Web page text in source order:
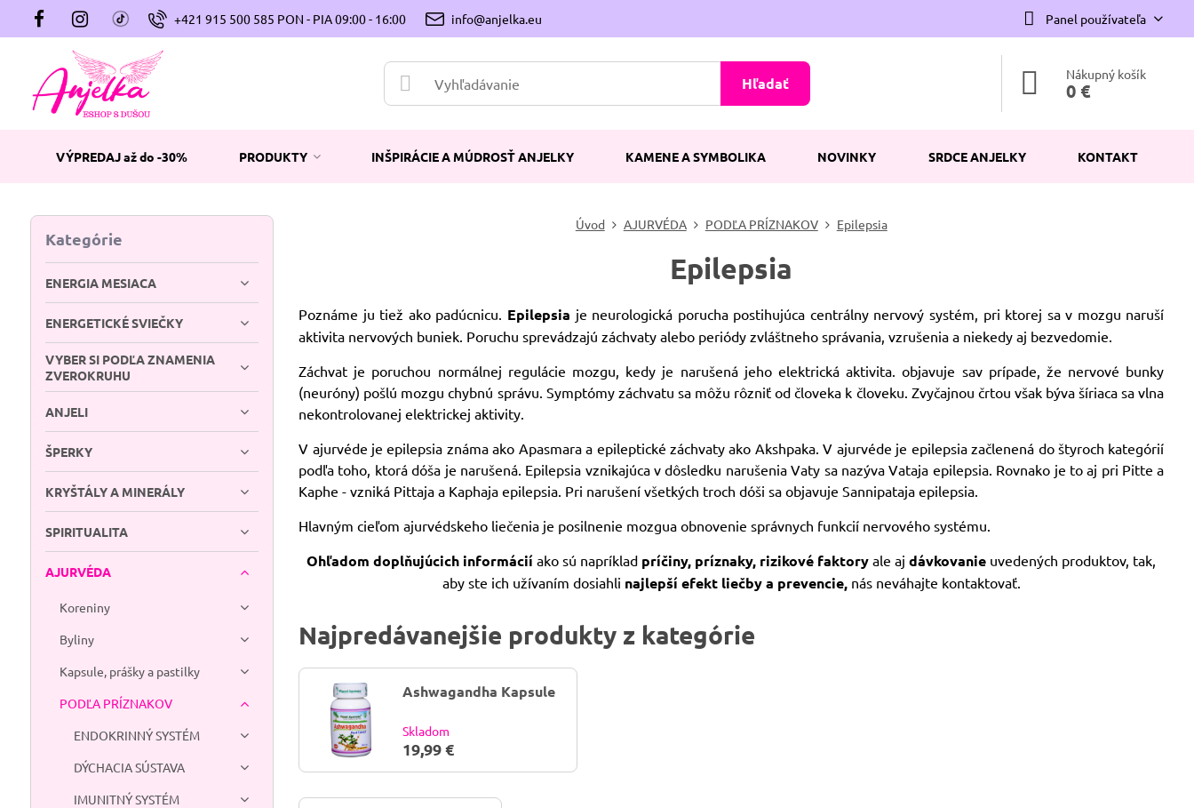
+421 915 500 585 PON - PIA 09:00 - 16:00 info@anjelka.eu Panel používateľa
Hľadať Nákupný košík
0 €
VÝPREDAJ až do -30% PRODUKTY INŠPIRÁCIE A MÚDROSŤ ANJELKY KAMENE A SYMBOLIKA NOVINKY SRDCE ANJELKY KONTAKT
Úvod AJURVÉDA PODĽA PRÍZNAKOV Epilepsia
Epilepsia
Poznáme ju tiež ako padúcnicu. Epilepsia je neurologická porucha postihujúca centrálny nervový systém, pri ktorej sa v mozgu naruší
aktivita nervových buniek. Poruchu sprevádzajú záchvaty alebo periódy zvláštneho správania, vzrušenia a niekedy aj bezvedomie.
Záchvat je poruchou normálnej regulácie mozgu, kedy je narušená jeho elektrická aktivita. objavuje sav prípade, že nervové bunky
(neuróny) pošlú mozgu chybnú správu. Symptómy záchvatu sa môžu rôzniť od človeka k človeku. Zvyčajnou črtou však býva šíriaca sa vlna
nekontrolovanej elektrickej aktivity.
V ajurvéde je epilepsia známa ako Apasmara a epileptické záchvaty ako Akshpaka. V ajurvéde je epilepsia začlenená do štyroch kategórií
podľa toho, ktorá dóša je narušená. Epilepsia vznikajúca v dôsledku narušenia Vaty sa nazýva Vataja epilepsia. Rovnako je to aj pri Pitte a
Kaphe - vzniká Pittaja a Kaphaja epilepsia. Pri narušení všetkých troch dóši sa objavuje Sannipataja epilepsia.
Hlavným cieľom ajurvédskeho liečenia je posilnenie mozgua obnovenie správnych funkcií nervového systému.
Ohľadom doplňujúcich informácií ako sú napríklad príčiny, príznaky, rizikové faktory ale ajdávkovanie uvedených produktov, tak,
aby ste ich užívaním dosiahli najlepší efekt liečby a prevencie,nás neváhajte kontaktovať.
Najpredávanejšie produkty z kategórie
Ashwagandha Kapsule
Skladom
19,99 €
Kategórie
ENERGIA MESIACA
ENERGETICKÉ SVIEČKY
VYBER SI PODĽA ZNAMENIA
ZVEROKRUHU
ANJELI
ŠPERKY
KRYŠTÁLY A MINERÁLY
SPIRITUALITA
AJURVÉDA
Koreniny
Byliny
Kapsule, prášky a pastilky
PODĽA PRÍZNAKOV
ENDOKRINNÝ SYSTÉM
DÝCHACIA SÚSTAVA
IMUNITNÝ SYSTÉM